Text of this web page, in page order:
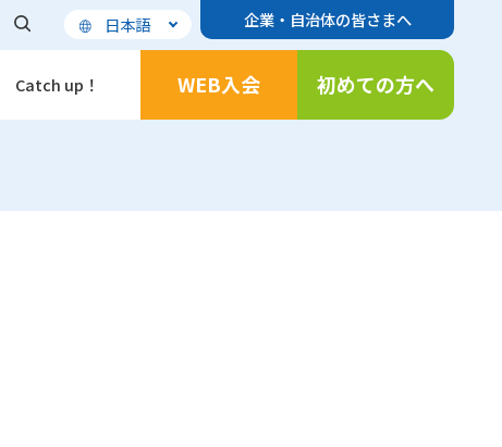
日本語 企業・自治体の皆さまへ
Catch up！ WEB入会 初めての方へ